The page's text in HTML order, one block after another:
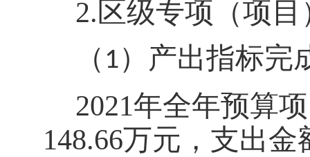
2.区级专项（项目
（ 1） 产出指标完
2021年全年预算
148.66万元，支出